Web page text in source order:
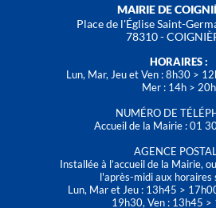
MAIRIE DE
Place de l'Église Saint-
78310 -
HORAIRES :
Lun, Mar, Jeu et Ven : 8h30 >
Mer : 14h > 20h
NUMÉRO DE
Accueil de la Mairie : 01
AGENCE
Installée à l’accueil de la Mairie,
l'après-midi aux horaires
Lun, Mar et Jeu : 13h45 >
19h30, Ven : 13h45 >